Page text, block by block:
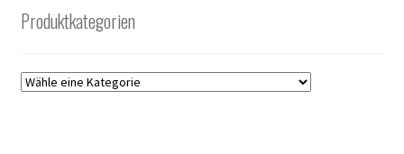
Produktkategorien